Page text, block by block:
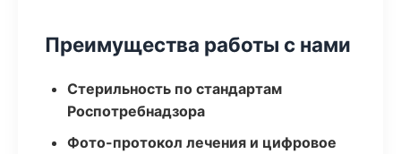
Преимущества работы с нами
Стерильность по стандартам
Роспотребнадзора
Фото-протокол лечения и цифровое